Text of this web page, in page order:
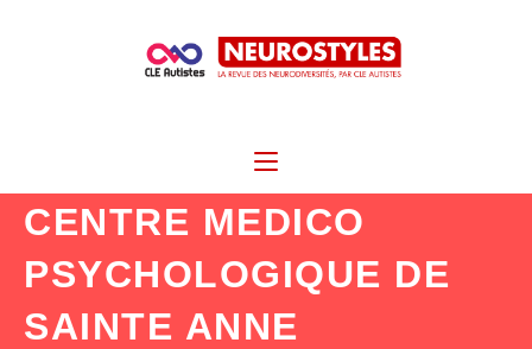
CENTRE MEDICO
PSYCHOLOGIQUE DE
SAINTE ANNE